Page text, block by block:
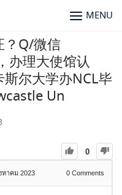
MENU
？Q/微信
办理大使馆认
尔大学办NCL毕
Un
0
หาคม 2023 0 Comments